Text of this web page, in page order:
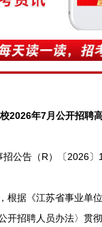
年7月公开招聘
公告（R）〔2026〕
据《江苏省事业单
招聘人员办法〉贯